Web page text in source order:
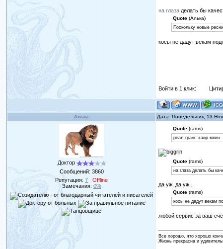
на глаза делать бы
Quote (Алька)
Поскольку новые
косы не дадут векам
Войти в 1 клик:
Алька Дата: Понедельник, 13
Доктор
Сообщений: 3860
Репутация:7
Offline
Замечания: 0%
Quote (rams)
реал транс хаир млин
Quote (rams)
на глаза делать бы
да уж, да уж...
Quote (rams)
косы не дадут векам
любой сервис за ваш
Все хорошо, что хорошо
Жизнь прекрасна и